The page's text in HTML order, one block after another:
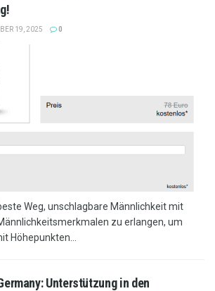
19, 2025 0
beste Weg, unschlagbare Männlichkeit mit
zu erlangen, um
Höhepunkten...
Unterstützung in den